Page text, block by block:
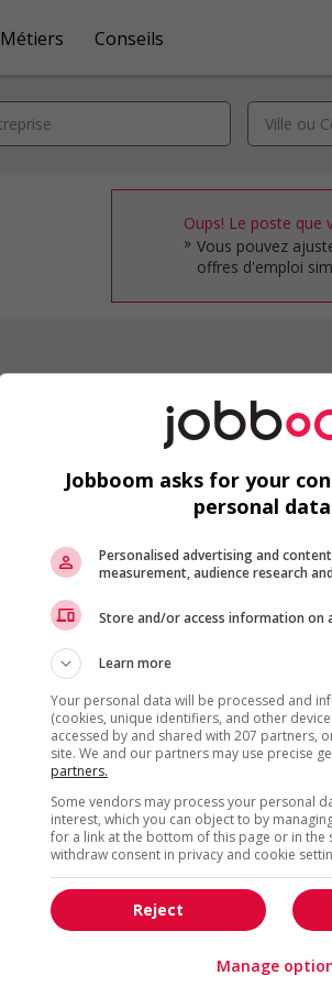
Métiers Conseils
Oups! Le poste que
Vous pouvez
offres d'emploi
Emplois par secteur
Cadres supérieurs
Comptabilité / Assurance
Droit
Marketing / Communication
Tourisme / Hôtellerie
Services sociaux
Technologies / médias numériques
Jobboom asks for your
personal
Personalised advertising and
measurement, audience research
Store and/or access information on
Learn more
Your personal data will be processed and
(cookies, unique identifiers, and other
accessed by and shared with 207 partners,
site. We and our partners may use precise
partners.
Some vendors may process your personal
interest, which you can object to by
for a link at the bottom of this page or in the
withdraw consent in privacy and cookie
Reject
Manage